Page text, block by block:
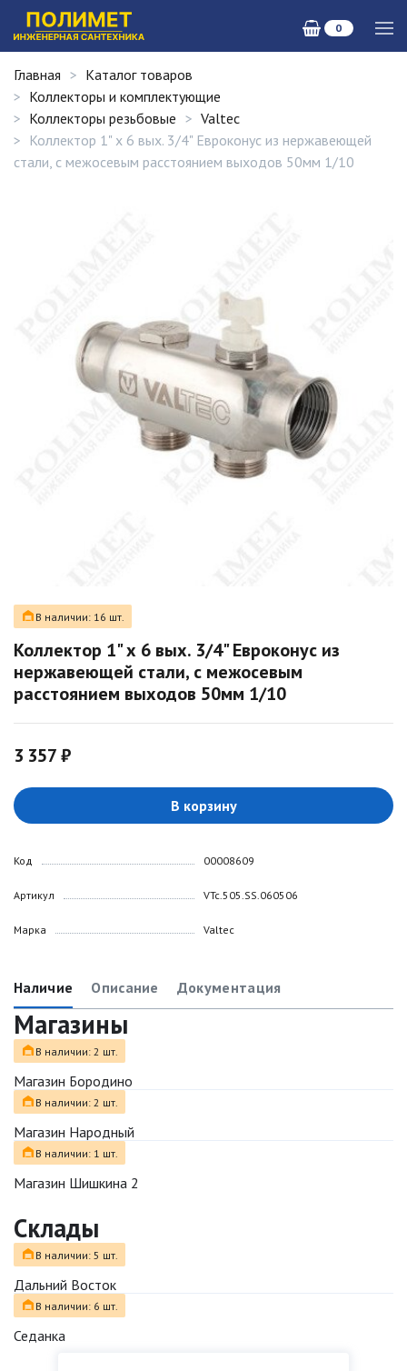
0
Главная
Каталог товаров
Коллекторы и комплектующие
Коллекторы резьбовые
Valtec
Коллектор 1" х 6 вых. 3/4" Евроконус из нержавеющей
стали, с межосевым расстоянием выходов 50мм 1/10
В наличии: 16 шт.
Коллектор 1" х 6 вых. 3/4" Евроконус из
нержавеющей стали, с межосевым
расстоянием выходов 50мм 1/10
3 357 ₽
В корзину
Код
Артикул
Марка
00008609
VTc.505.SS.060506
Valtec
Наличие Описание Документация
Магазины
В наличии: 2 шт.
Магазин Бородино
В наличии: 2 шт.
Магазин Народный
В наличии: 1 шт.
Магазин Шишкина 2
Склады
В наличии: 5 шт.
Дальний Восток
В наличии: 6 шт.
Седанка